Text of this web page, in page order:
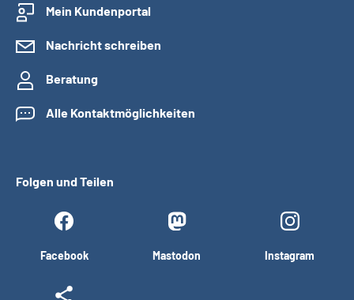
Mein Kundenportal
Nachricht schreiben
Beratung
Alle Kontaktmöglichkeiten
Folgen und Teilen
Facebook Mastodon Instagram